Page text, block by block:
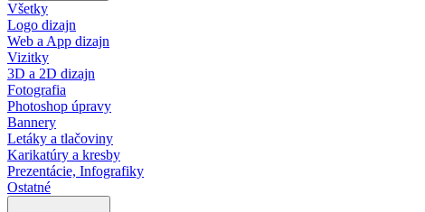
Všetky
Logo dizajn
Web a App dizajn
Vizitky
3D a 2D dizajn
Fotografia
Photoshop úpravy
Bannery
Letáky a tlačoviny
Karikatúry a kresby
Prezentácie, Infografiky
Ostatné